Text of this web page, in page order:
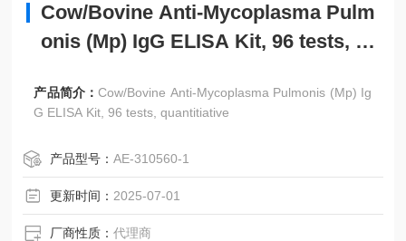
Cow/Bovine Anti-Mycoplasma Pulm
onis (Mp) IgG ELISA Kit, 96 tests, qu
产品简介：Cow/Bovine Anti-Mycoplasma Pulmonis (Mp) Ig
G ELISA Kit, 96 tests, quantitiative
产品型号：AE-310560-1
更新时间： 2025-07-01
厂商性质：代理商